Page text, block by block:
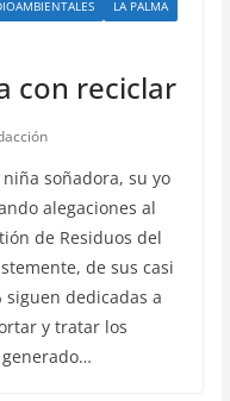
LA PALMA
con reciclar
soñadora, su yo
alegaciones al
de Residuos del
de sus casi
siguen dedicadas a
y tratar los